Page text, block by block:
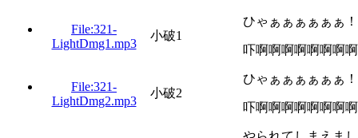
File:321-
LightDmg1.mp3
小破1
ひゃぁぁぁぁぁぁ
吓啊啊啊啊啊啊啊
File:321-
LightDmg2.mp3
小破2
ひゃぁぁぁぁぁぁ
吓啊啊啊啊啊啊啊